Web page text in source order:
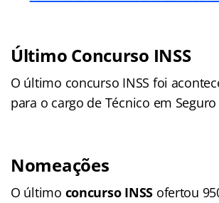
Último Concurso INSS
O último concurso INSS foi
para o cargo de Técnico em Seguro
Nomeações
O último concurso INSS ofertou